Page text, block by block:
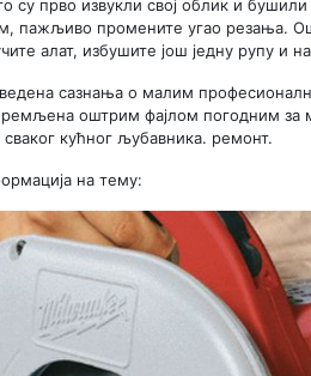
су прво извукли свој облик и
пажљиво промените угао резања.
алат, избушите још једну рупу и
сазнања о малим
оштрим фајлом погодним за
кућног љубавника. ремонт.
на тему: